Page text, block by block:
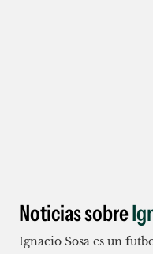
Noticias sobre
Ignacio Sosa es un